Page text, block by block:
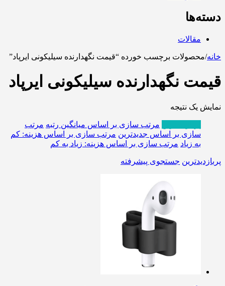
دسته‌ها
مقالات
خانه/محصولات برچسب خورده “قیمت نگهدارنده سیلیکونی ایرپاد”
قیمت نگهدارنده سیلیکونی ایرپاد
نمایش یک نتیجه
مرتب سازی بر اساس میانگین رتبه مرتب
سازی بر اساس جدیدترین مرتب سازی بر اساس هزینه: کم
به زیاد مرتب سازی بر اساس هزینه: زیاد به کم
پربازدیدترین جستجوی پیشرفته